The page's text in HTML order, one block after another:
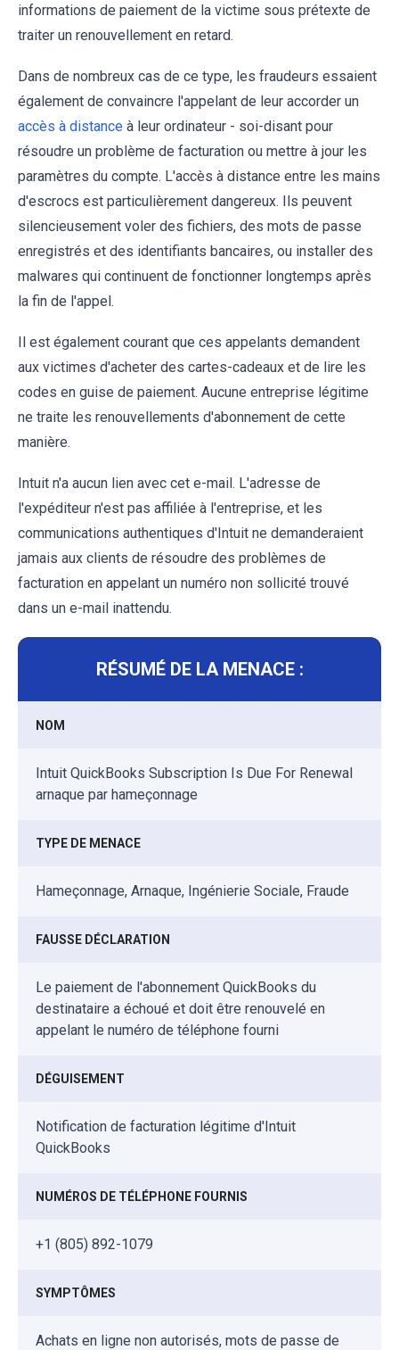
informations de paiement de la victime sous prétexte de
traiter un renouvellement en retard.
Dans de nombreux cas de ce type, les fraudeurs essaient
également de convaincre l'appelant de leur accorder un
accès à distance à leur ordinateur - soi-disant pour
résoudre un problème de facturation ou mettre à jour les
paramètres du compte. L'accès à distance entre les mains
d'escrocs est particulièrement dangereux. Ils peuvent
silencieusement voler des fichiers, des mots de passe
enregistrés et des identifiants bancaires, ou installer des
malwares qui continuent de fonctionner longtemps après
la fin de l'appel.
Il est également courant que ces appelants demandent
aux victimes d'acheter des cartes-cadeaux et de lire les
codes en guise de paiement. Aucune entreprise légitime
ne traite les renouvellements d'abonnement de cette
manière.
Intuit n'a aucun lien avec cet e-mail. L'adresse de
l'expéditeur n'est pas affiliée à l'entreprise, et les
communications authentiques d'Intuit ne demanderaient
jamais aux clients de résoudre des problèmes de
facturation en appelant un numéro non sollicité trouvé
dans un e-mail inattendu.
RÉSUMÉ DE LA MENACE :
NOM
Intuit QuickBooks Subscription Is Due For Renewal
arnaque par hameçonnage
TYPE DE MENACE
Hameçonnage, Arnaque, Ingénierie Sociale, Fraude
FAUSSE DÉCLARATION
Le paiement de l'abonnement QuickBooks du
destinataire a échoué et doit être renouvelé en
appelant le numéro de téléphone fourni
DÉGUISEMENT
Notification de facturation légitime d'Intuit
QuickBooks
NUMÉROS DE TÉLÉPHONE FOURNIS
+1 (805) 892-1079
SYMPTÔMES
Achats en ligne non autorisés, mots de passe de